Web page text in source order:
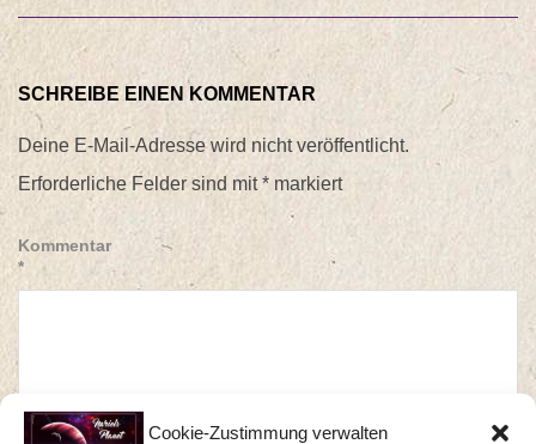
Cookie-Zustimmung verwalten
SCHREIBE EINEN KOMMENTAR
Deine E-Mail-Adresse wird nicht veröffentlicht.
Erforderliche Felder sind mit* markiert
Kommentar
*